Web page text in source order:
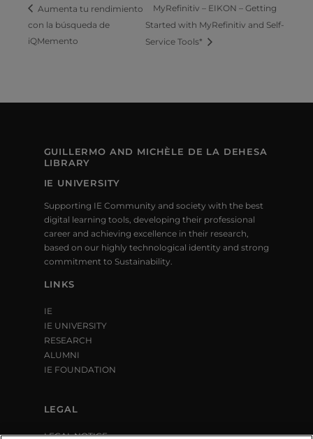
Aumenta tu rendimiento
con la búsqueda de
iQMemento
MyRefinitiv – EIKON – Getting
Started with MyRefinitiv and Self-
Service Tools*
GUILLERMO AND MICHÈLE DE LA DEHESA
LIBRARY
IE UNIVERSITY
Supporting IE Community and society with the best
digital learning tools, developing their professional
career and achieving excellence in their research,
based on our highly technological identity and strong
commitment to Sustainability.
LINKS
IE
IE UNIVERSITY
RESEARCH
ALUMNI
IE FOUNDATION
LEGAL
LEGAL NOTICE